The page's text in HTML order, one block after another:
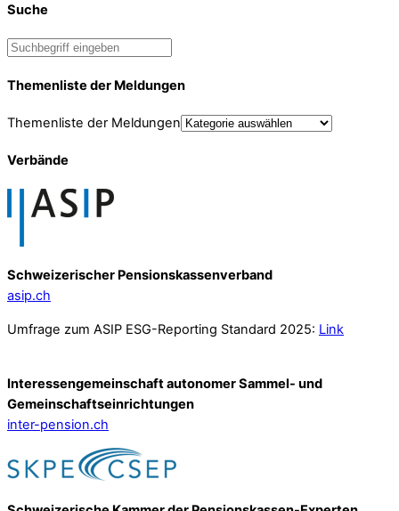
Suche
Themenliste der Meldungen
Themenliste der Meldungen
Verbände
Schweizerischer Pensionskassenverband
asip.ch
Umfrage zum ASIP ESG-Reporting Standard 2025: Link
Interessengemeinschaft autonomer Sammel- und
Gemeinschafts­einrichtungen
inter-pension.ch